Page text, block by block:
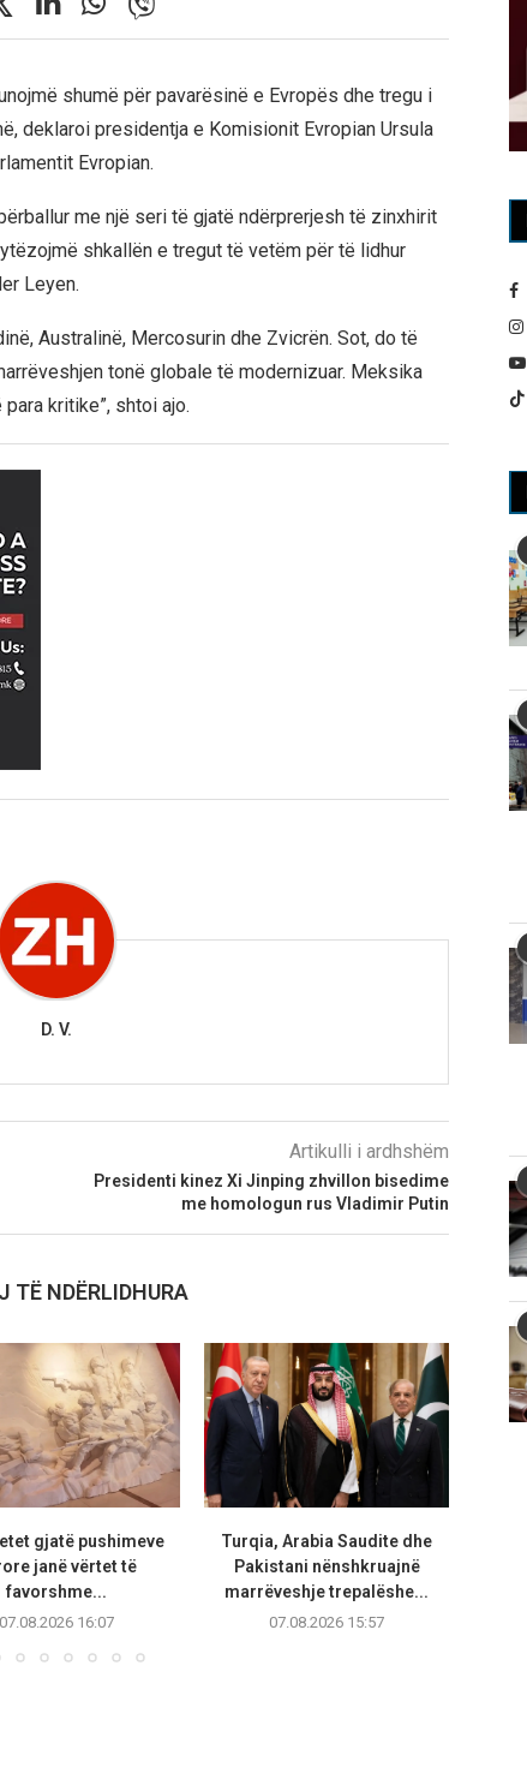
shumë për pavarësinë e Evropës dhe tregu i
deklaroi presidentja e Komisionit Evropian Ursula
Evropian.
me një seri të gjatë ndërprerjesh të zinxhirit
shkallën e tregut të vetëm për të lidhur
Leyen.
Australinë, Mercosurin dhe Zvicrën. Sot, do të
tonë globale të modernizuar. Meksika
kritike”, shtoi ajo.
D. V.
Artikulli i ardhshëm
Presidenti kinez Xi Jinping zhvillon bisedime
me homologun rus Vladimir Putin
TË NDËRLIDHURA
gjatë pushimeve
janë vërtet të
favorshme...
07.08.2026 16:07
Turqia, Arabia Saudite dhe
Pakistani nënshkruajnë
marrëveshje trepalëshe...
07.08.2026 15:57